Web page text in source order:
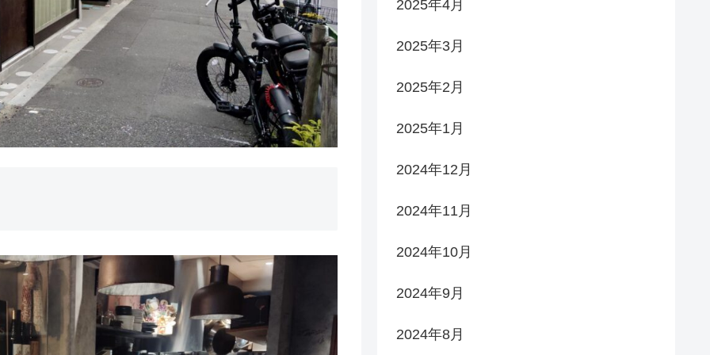
2025年4月
2025年3月
2025年2月
2025年1月
2024年12月
2024年11月
2024年10月
2024年9月
2024年8月